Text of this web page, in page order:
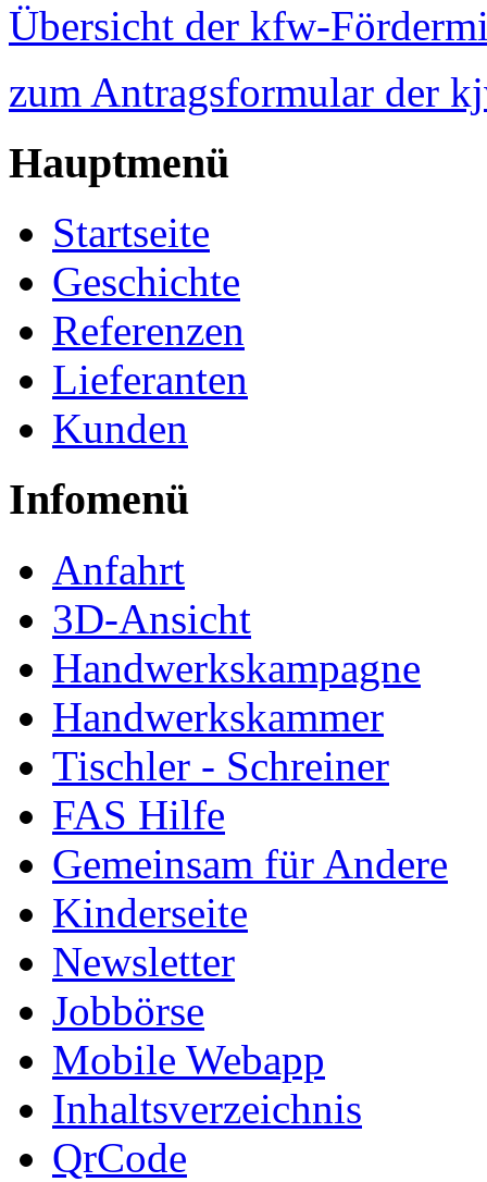
Übersicht der kfw-
zum Antragsformular der
Hauptmenü
Startseite
Geschichte
Referenzen
Lieferanten
Kunden
Infomenü
Anfahrt
3D-Ansicht
Handwerkskampagne
Handwerkskammer
Tischler - Schreiner
FAS Hilfe
Gemeinsam für Andere
Kinderseite
Newsletter
Jobbörse
Mobile Webapp
Inhaltsverzeichnis
QrCode